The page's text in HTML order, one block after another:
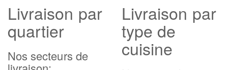
Livraison par
quartier
Nos secteurs de
Livraison par
type de
cuisine